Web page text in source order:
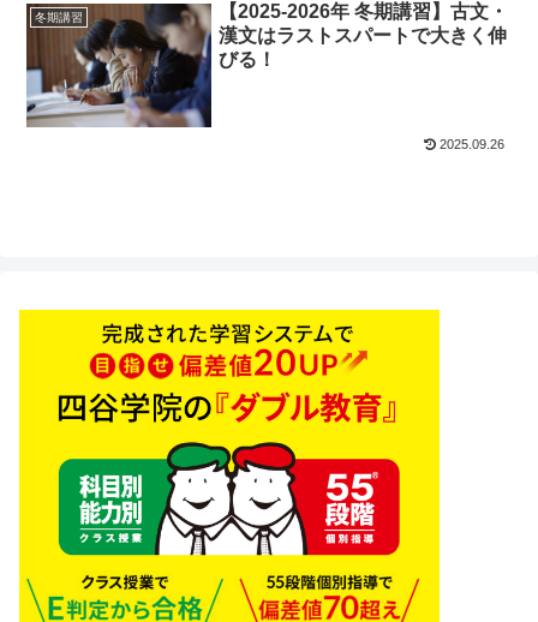
冬期講習
【2025-2026年 冬期講習】古文・
漢文はラストスパートで大きく伸
びる！
2025.09.26